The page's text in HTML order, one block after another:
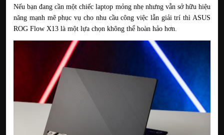
Nếu bạn đang cần một chiếc laptop mỏng nhẹ nhưng vẫn sở hữu hiệu
năng mạnh mẽ phục vụ cho nhu cầu công việc lẫn giải trí thì ASUS
ROG Flow X13 là một lựa chọn không thể hoàn hảo hơn.